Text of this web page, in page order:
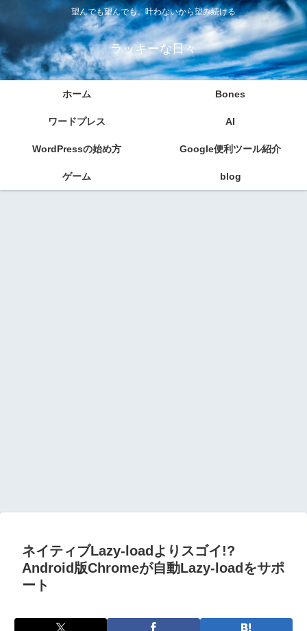
望んでも望んでも、叶わないから望み続ける
ラッキーな日々
ホーム Bones
ワードプレス AI
WordPressの始め方 Google便利ツール紹介
ゲーム blog
ネイティブLazy-loadよりスゴイ!?
Android版Chromeが自動Lazy-loadをサポ
ート